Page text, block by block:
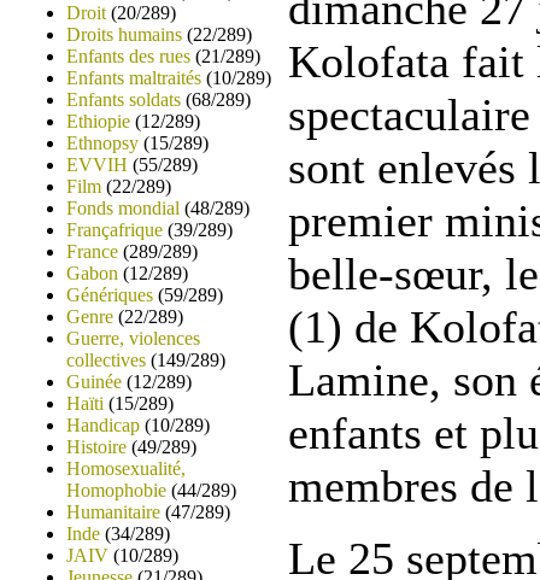
Droit (20/289)
Droits humains (22/289)
Enfants des rues (21/289)
Enfants maltraités (10/289)
Enfants soldats (68/289)
Ethiopie (12/289)
Ethnopsy (15/289)
EVVIH (55/289)
Film (22/289)
Fonds mondial (48/289)
Françafrique (39/289)
France (289/289)
Gabon (12/289)
Génériques (59/289)
Genre (22/289)
Guerre, violences
collectives (149/289)
Guinée (12/289)
Haïti (15/289)
Handicap (10/289)
Histoire (49/289)
Homosexualité,
Homophobie (44/289)
Humanitaire (47/289)
Inde (34/289)
JAIV (10/289)
Kolofata fait
sont enlevés
premier
belle-sœur,
(1) de
Lamine, son
enfants et
membres de
Le 25